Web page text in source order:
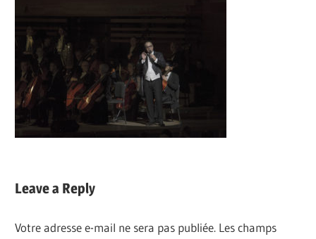
Leave a Reply
Votre adresse e-mail ne sera pas publiée. Les champs